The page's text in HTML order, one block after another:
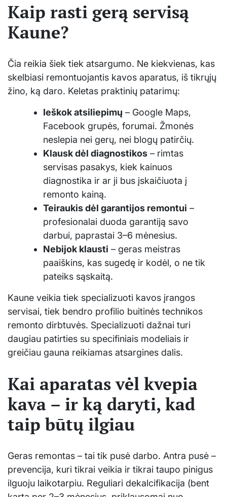
Kaip rasti gerą servisą
Kaune?
Čia reikia šiek tiek atsargumo. Ne kiekvienas, kas
skelbiasi remontuojantis kavos aparatus, iš tikrųjų
žino, ką daro. Keletas praktinių patarimų:
Ieškok atsiliepimų – Google Maps,
Facebook grupės, forumai. Žmonės
neslepia nei gerų, nei blogų patirčių.
Klausk dėl diagnostikos – rimtas
servisas pasakys, kiek kainuos
diagnostika ir ar ji bus įskaičiuota į
remonto kainą.
Teiraukis dėl garantijos remontui –
profesionalai duoda garantiją savo
darbui, paprastai 3–6 mėnesius.
Nebijok klausti – geras meistras
paaiškins, kas sugedę ir kodėl, o ne tik
pateiks sąskaitą.
Kaune veikia tiek specializuoti kavos įrangos
servisai, tiek bendro profilio buitinės technikos
remonto dirbtuvės. Specializuoti dažnai turi
daugiau patirties su specifiniais modeliais ir
greičiau gauna reikiamas atsargines dalis.
Kai aparatas vėl kvepia
kava – ir ką daryti, kad
taip būtų ilgiau
Geras remontas – tai tik pusė darbo. Antra pusė –
prevencija, kuri tikrai veikia ir tikrai taupo pinigus
ilguoju laikotarpiu. Reguliari dekalcifikacija (bent